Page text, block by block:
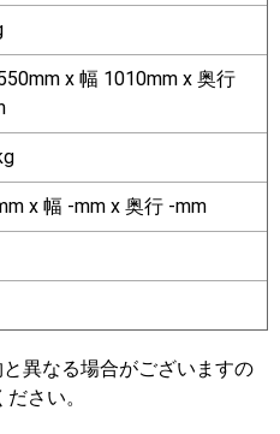
x 幅 1010mm x 奥行
x 幅 -mm x 奥行 -mm
異なる場合がございますの
さい。